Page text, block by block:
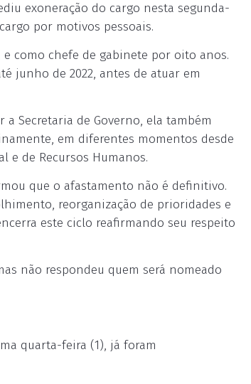
exoneração do cargo nesta segunda-
por motivos pessoais.
e como chefe de gabinete por oito anos.
junho de 2022, antes de atuar em
Secretaria de Governo, ela também
em diferentes momentos desde
e de Recursos Humanos.
que o afastamento não é definitivo.
reorganização de prioridades e
este ciclo reafirmando seu respeito
não respondeu quem será nomeado
quarta-feira (1), já foram